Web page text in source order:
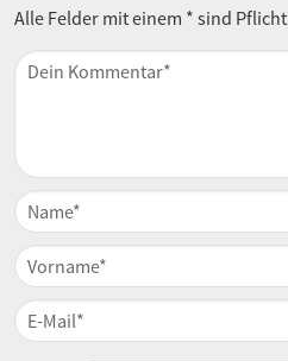
Alle Felder mit einem * sind Pflicht